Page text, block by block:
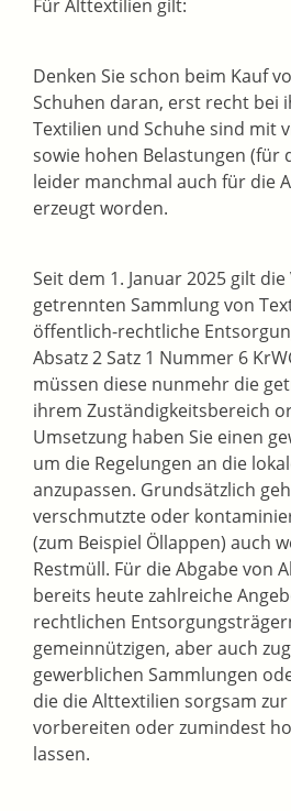
Für Alttextilien gilt:
Denken Sie schon beim Kauf
Schuhen daran, erst recht bei
Textilien und Schuhe sind mit
sowie hohen Belastungen (für
leider manchmal auch für die
erzeugt worden.
Seit dem 1. Januar 2025 gilt
getrennten Sammlung von
öffentlich-rechtliche
Absatz 2 Satz 1 Nummer 6
müssen diese nunmehr die
ihrem Zuständigkeitsbereich
Umsetzung haben Sie einen
um die Regelungen an die
anzupassen. Grundsätzlich
verschmutzte oder
(zum Beispiel Öllappen) auch
Restmüll. Für die Abgabe von
bereits heute zahlreiche
rechtlichen
gemeinnützigen, aber auch
gewerblichen Sammlungen
die die Alttextilien sorgsam
vorbereiten oder zumindest
lassen.